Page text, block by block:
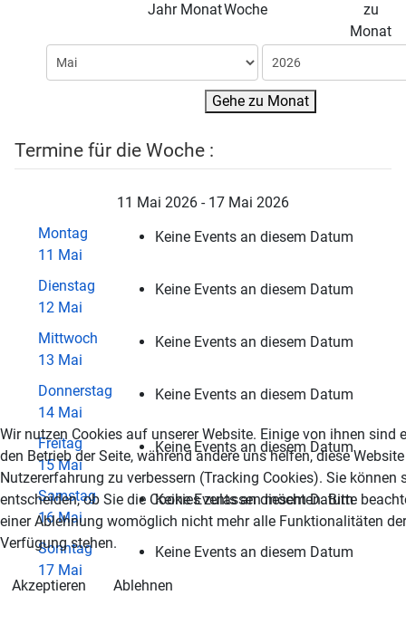
Jahr MonatWoche
zu
Monat
Gehe zu Monat
Termine für die Woche :
11 Mai 2026 - 17 Mai 2026
Montag
11 Mai
Keine Events an diesem Datum
Dienstag
12 Mai
Keine Events an diesem Datum
Mittwoch
13 Mai
Keine Events an diesem Datum
Donnerstag
14 Mai
Keine Events an diesem Datum
Freitag
15 Mai
Keine Events an diesem Datum
Samstag
16 Mai
Keine Events an diesem Datum
Sonntag
17 Mai
Keine Events an diesem Datum
Wir nutzen Cookies auf unserer Website. Einige von ihnen sind
den Betrieb der Seite, während andere uns helfen, diese
Nutzererfahrung zu verbessern (Tracking Cookies). Sie können
entscheiden, ob Sie die Cookies zulassen möchten. Bitte
einer Ablehnung womöglich nicht mehr alle Funktionalitäten
Verfügung stehen.
Akzeptieren Ablehnen